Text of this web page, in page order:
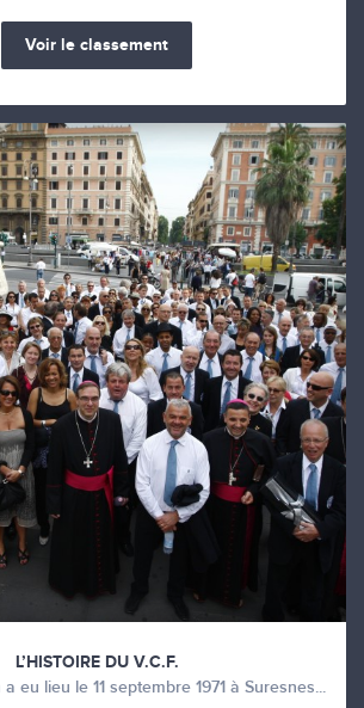
Voir le classement
L’HISTOIRE DU V.C.F.
eu lieu le 11 septembre 1971 à Suresnes...